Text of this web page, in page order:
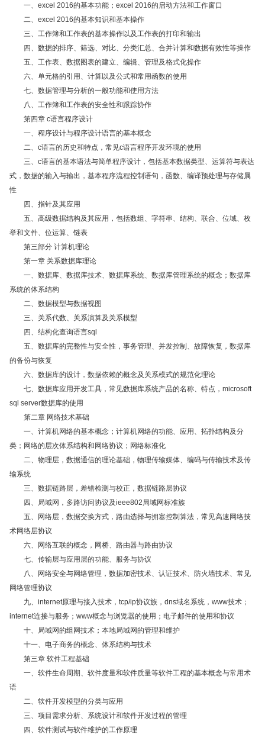
一、excel 2016的基本功能；excel 2016的启动方法和工作窗口
二、excel 2016的基本知识和基本操作
三、工作簿和工作表的基本操作以及工作表的打印和输出
四、数据的排序、筛选、对比、分类汇总、合并计算和数据有效性等操作
五、工作表、数据图表的建立、编辑、管理及格式化操作
六、单元格的引用、计算以及公式和常用函数的使用
七、数据管理与分析的一般功能和使用方法
八、工作簿和工作表的安全性和跟踪协作
第四章 c语言程序设计
一、程序设计与程序设计语言的基本概念
二、c语言的历史和特点，常见c语言程序开发环境的使用
三、c语言的基本语法与简单程序设计，包括基本数据类型、运算符与表达
式，数据的输入与输出，基本程序流程控制语句，函数、编译预处理与存储属
性
四、指针及其应用
五、高级数据结构及其应用，包括数组、字符串、结构、联合、位域、枚
举和文件、位运算、链表
第三部分 计算机理论
第一章 关系数据库理论
一、数据库、数据库技术、数据库系统、数据库管理系统的概念；数据库
系统的体系结构
二、数据模型与数据视图
三、关系代数、关系演算及关系模型
四、结构化查询语言sql
五、数据库的完整性与安全性，事务管理、并发控制、故障恢复，数据库
的备份与恢复
六、数据库的设计，数据依赖的概念及关系模式的规范化理论
七、数据库应用开发工具，常见数据库系统产品的名称、特点，microsoft
sql server数据库的使用
第二章 网络技术基础
一、计算机网络的基本概念；计算机网络的功能、应用、拓扑结构及分
类；网络的层次体系结构和网络协议；网络标准化
二、物理层，数据通信的理论基础，物理传输媒体、编码与传输技术及传
输系统
三、数据链路层，差错检测与校正，数据链路层协议
四、局域网，多路访问协议及ieee802局域网标准族
五、网络层，数据交换方式，路由选择与拥塞控制算法，常见高速网络技
术网络层协议
六、网络互联的概念，网桥、路由器与路由协议
七、传输层与应用层的功能、服务与协议
八、网络安全与网络管理，数据加密技术、认证技术、防火墙技术、常见
网络管理协议
九、internet原理与接入技术，tcp/ip协议族，dns域名系统，www技术；
internet连接与服务；www概念与浏览器的使用；电子邮件的使用和协议
十、局域网的组网技术；本地局域网的管理和维护
十一、电子商务的概念、体系结构与技术
第三章 软件工程基础
一、软件生命周期、软件度量和软件质量等软件工程的基本概念与常用术
语
二、软件开发模型的分类与应用
三、项目需求分析、系统设计和软件开发过程的管理
四、软件测试与软件维护的工作原理